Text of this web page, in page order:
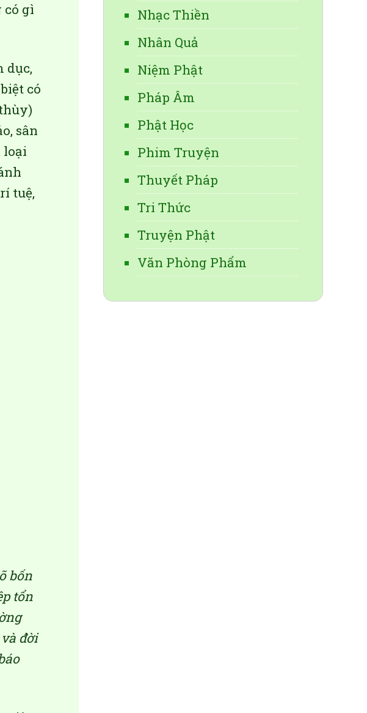
có gì
dục,
có
sân
loại
tuệ,
bốn
tổn
đời
Nhạc Thiền
Nhân Quả
Niệm Phật
Pháp Âm
Phật Học
Phim Truyện
Thuyết Pháp
Tri Thức
Truyện Phật
Văn Phòng Phẩm